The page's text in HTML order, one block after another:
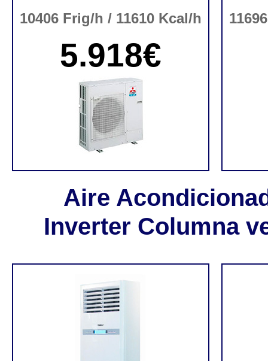
10406 Frig/h / 11610 Kcal/h
5.918€
Aire
Inverter Columna